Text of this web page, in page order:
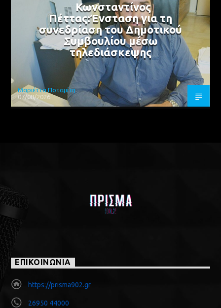
Κωνσταντίνος
Πέττας:Ένσταση για τη
συνεδρίαση του Δημοτικού
Συμβουλίου μέσω
τηλεδιάσκεψης
Μαριέττα Ποταμίτη
07/08/2026
ΕΠΙΚΟΙΝΩΝΙΑ
https://prisma902.gr
26950 44000